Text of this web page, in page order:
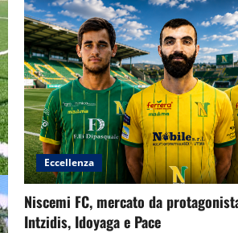
Eccellenza
Niscemi FC, mercato da
Intzidis, Idoyaga e Pace